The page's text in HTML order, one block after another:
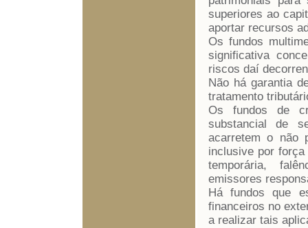
superiores ao
aportar recursos
Os fundos
significativa
riscos daí
Não há garantia
tratamento
Os fundos de
substancial de
acarretem o não
inclusive por
temporária,
emissores
Há fundos que
financeiros no
a realizar tais